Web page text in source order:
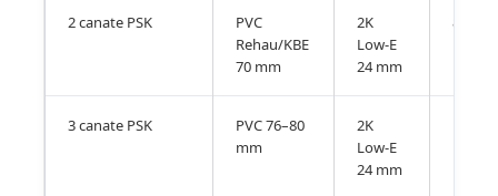
2 canate PSK
PVC
Rehau/KBE
70 mm
2K
Low-E
24 mm
8.500
3 canate PSK
PVC 76–80
mm
2K
Low-E
24 mm